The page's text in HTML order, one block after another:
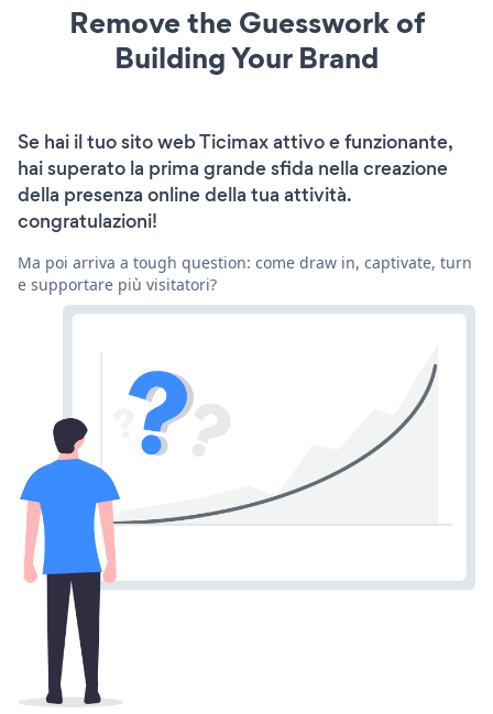
Remove the Guesswork of
Building Your Brand
Se hai il tuo sito web Ticimax attivo e funzionante,
hai superato la prima grande sfida nella creazione
della presenza online della tua attività.
congratulazioni!
Ma poi arriva a tough question: come draw in, captivate, turn
e supportare più visitatori?